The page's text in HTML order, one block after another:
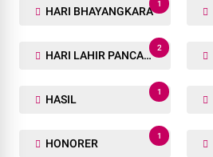
HARI BHAYANGKARA
1
HARI LAHIR PANCASILA
2
HASIL
1
HONORER
1